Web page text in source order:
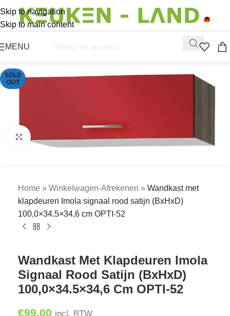
Skip to navigation
Skip to main content
MENU
SOLD
OUT
Click to enlarge
Home » Winkelwagen-Afrekenen » Wandkast met
klapdeuren Imola signaal rood satijn (BxHxD)
100,0×34.5×34,6 cm OPTI-52
Wandkast Met Klapdeuren Imola
Signaal Rood Satijn (BxHxD)
100,0×34.5×34,6 Cm OPTI-52
€99.00 incl. BTW